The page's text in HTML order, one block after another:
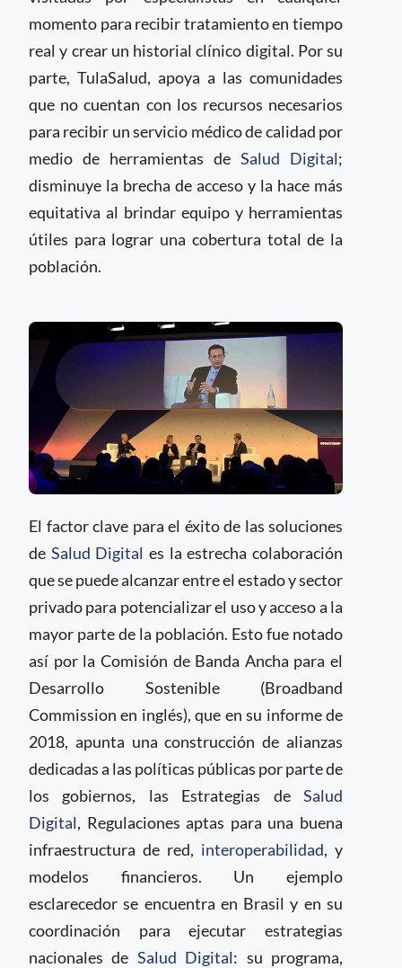
momento para recibir tratamiento en tiempo
real y crear un historial clínico digital. Por su
parte, TulaSalud, apoya a las comunidades
que no cuentan con los recursos necesarios
para recibir un servicio médico de calidad por
medio de herramientas de Salud Digital;
disminuye la brecha de acceso y la hace más
equitativa al brindar equipo y herramientas
útiles para lograr una cobertura total de la
población.
El factor clave para el éxito de las soluciones
de Salud Digital es la estrecha colaboración
que se puede alcanzar entre el estado y sector
privado para potencializar el uso y acceso a la
mayor parte de la población. Esto fue notado
así por la Comisión de Banda Ancha para el
Desarrollo Sostenible (Broadband
Commission en inglés), que en su informe de
2018, apunta una construcción de alianzas
dedicadas a las políticas públicas por parte de
los gobiernos, las Estrategias de Salud
Digital, Regulaciones aptas para una buena
infraestructura de red, interoperabilidad, y
modelos financieros. Un ejemplo
esclarecedor se encuentra en Brasil y en su
coordinación para ejecutar estrategias
nacionales de Salud Digital: su programa,